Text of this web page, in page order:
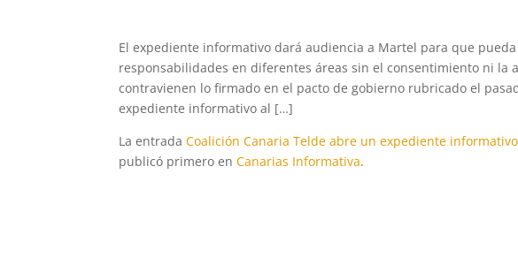
El expediente informativo dará audiencia a Martel para que
responsabilidades en diferentes áreas sin el consentimiento ni la
contravienen lo firmado en el pacto de gobierno rubricado el
expediente informativo al […]
La entradaCoalición Canaria Telde abre un expediente
publicó primero enCanarias Informativa.